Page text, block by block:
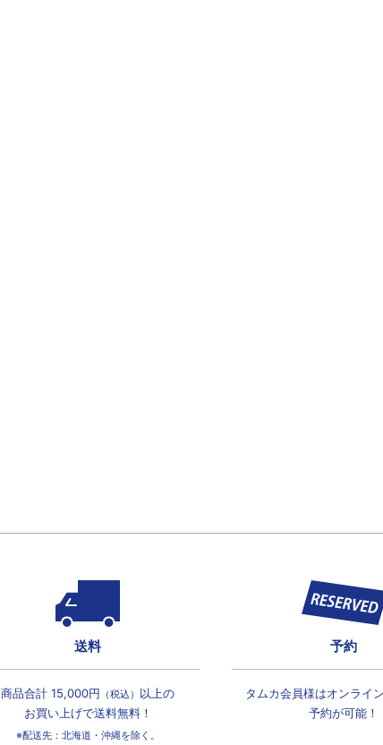
送料
商品合計 15,000円 （税込） 以上の
お買い上げで送料無料！
※配送先：北海道・沖縄を除く。
予約
タムカ会員様はオンライ
予約が可能！